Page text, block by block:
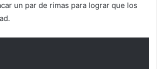
un par de rimas para lograr que los